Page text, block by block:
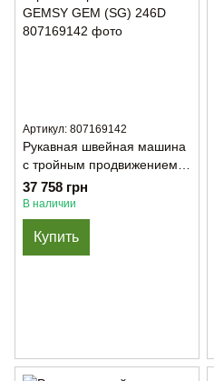
Артикул: 807169142
Рукавная швейная машина
с тройным продвижением
сервомотором в голове
GEMSY GEM (SG) 246D
37 758 грн
В наличии
Купить